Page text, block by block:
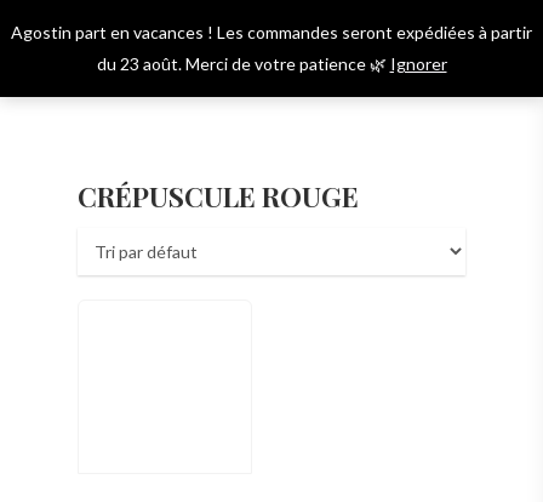
Agostin part en vacances ! Les commandes seront expédiées à partir
du 23 août. Merci de votre patience 🌿 Ignorer
to
account Menu
CRÉPUSCULE ROUGE